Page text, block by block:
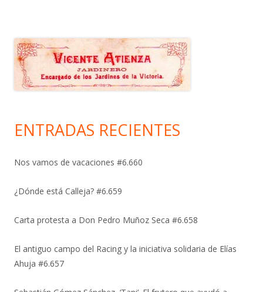
ENTRADAS RECIENTES
Nos vamos de vacaciones #6.660
¿Dónde está Calleja? #6.659
Carta protesta a Don Pedro Muñoz Seca #6.658
El antiguo campo del Racing y la iniciativa solidaria de Elías
Ahuja #6.657